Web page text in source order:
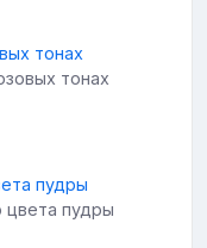
тонах
пудры